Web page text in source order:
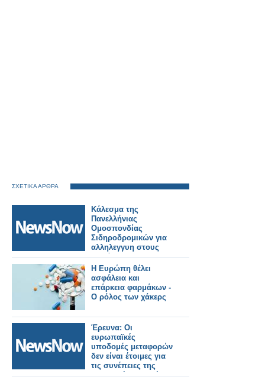
ΣΧΕΤΙΚΑ ΑΡΘΡΑ
Κάλεσμα της
Πανελλήνιας
Ομοσπονδίας
Σιδηροδρομικών για
αλληλεγγυη στους
πυρόπληκτους της
Δυτικής Αττικής.
Η Ευρώπη θέλει
ασφάλεια και
επάρκεια φαρμάκων -
Ο ρόλος των χάκερς
Έρευνα: Οι
ευρωπαϊκές
υποδομές μεταφορών
δεν είναι έτοιμες για
τις συνέπειες της
κλιματικής αλλαγής.